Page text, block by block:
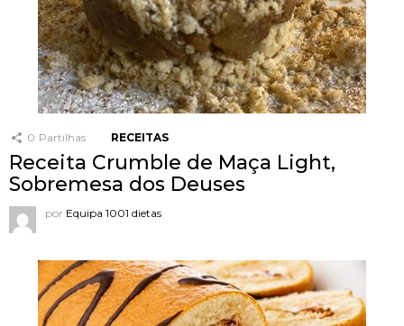
0 Partilhas RECEITAS
Receita Crumble de Maça Light,
Sobremesa dos Deuses
por Equipa 1001 dietas